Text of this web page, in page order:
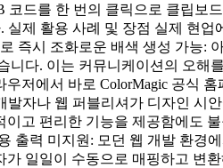
드를 한 번의 클릭으로 클립보
제 활용 사례 및 장점 실제 현업
즉시 조화로운 배색 생성 가능:
다. 이는 커뮤니케이션의 오해
저에서 바로 ColorMagic 공식
자나 웹 퍼블리셔가 디자인 시
고 편리한 기능을 제공함에도
출력 미지원: 모던 웹 개발 환경
일일이 수동으로 매핑하고 변